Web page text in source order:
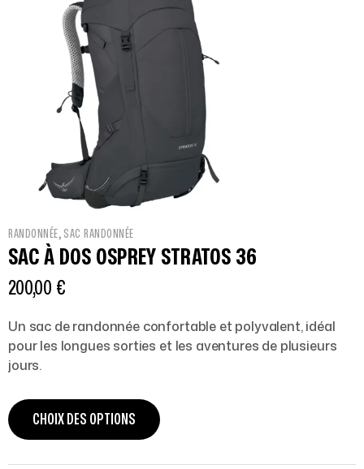
RANDONNÉE, SAC RANDONNÉE
SAC À DOS OSPREY STRATOS 36
200,00 €
Un sac de randonnée confortable et polyvalent, idéal
pour les longues sorties et les aventures de plusieurs
jours.
CHOIX DES OPTIONS